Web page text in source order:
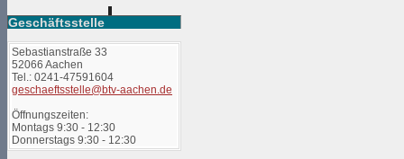
Geschäftsstelle
Sebastianstraße 33
52066 Aachen
Tel.: 0241-47591604
geschaeftsstelle@btv-aachen.de
Öffnungszeiten:
Montags 9:30 - 12:30
Donnerstags 9:30 - 12:30